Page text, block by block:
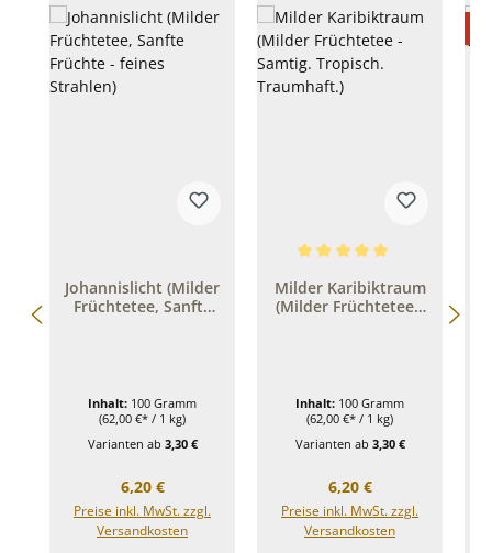
Johannislicht (Milder
Früchtetee, Sanfte
Inhalt: 100 Gramm
(62,00 €* / 1 kg)
Varianten ab 3,30 €
Regulärer Preis:
6,20 €
Preise inkl. MwSt. zzgl.
Versandkosten
Milder Karibiktraum
(Milder Früchtetee -
Inhalt: 100 Gramm
(62,00 €* / 1 kg)
Varianten ab 3,30 €
Regulärer Preis:
6,20 €
Preise inkl. MwSt. zzgl.
Versandkosten